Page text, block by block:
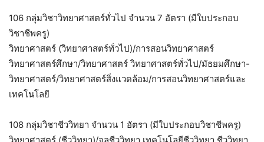
106 กลุ่มวิชาวิทยาศาสตร์ทั่วไป จำนวน 7 อัตรา (มีใบประกอบ
วิชาชีพครู)
วิทยาศาสตร์ (วิทยาศาสตร์ทั่วไป)/การสอนวิทยาศาสตร์
วิทยาศาสตร์ศึกษา/วิทยาศาสตร์ วิทยาศาสตร์ทั่วไป/มัธยมศึกษา-
วิทยาศาสตร์/วิทยาศาสตร์สิ่งแวดล้อม/การสอนวิทยาศาสตร์และ
เทคโนโลยี
108 กลุ่มวิชาชีววิทยา จำนวน 1 อัตรา (มีใบประกอบวิชาชีพครู)